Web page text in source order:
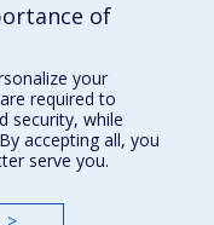
of
your
required to
security, while
accepting all, you
serve you.